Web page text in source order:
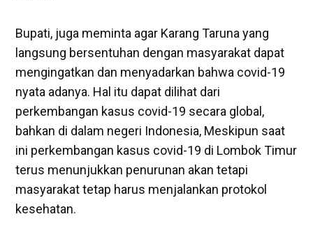
Bupati, juga meminta agar Karang Taruna yang
langsung bersentuhan dengan masyarakat dapat
mengingatkan dan menyadarkan bahwa covid-19
nyata adanya. Hal itu dapat dilihat dari
perkembangan kasus covid-19 secara global,
bahkan di dalam negeri Indonesia, Meskipun saat
ini perkembangan kasus covid-19 di Lombok Timur
terus menunjukkan penurunan akan tetapi
masyarakat tetap harus menjalankan protokol
kesehatan.